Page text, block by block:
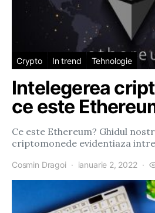
Crypto In trend Tehnologie
Intelegerea
ce este
Ce este Ethereum? Ghidul
criptomonede evidentiaza
Cosmin Dragoi ianuarie 2, 2022